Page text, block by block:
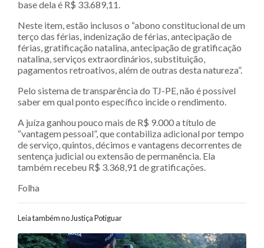
base dela é R$ 33.689,11.
Neste item, estão inclusos o “abono constitucional de um
terço das férias, indenização de férias, antecipação de
férias, gratificação natalina, antecipação de gratificação
natalina, serviços extraordinários, substituição,
pagamentos retroativos, além de outras desta natureza”.
Pelo sistema de transparência do TJ-PE, não é possível
saber em qual ponto específico incide o rendimento.
A juíza ganhou pouco mais de R$ 9.000 a título de
“vantagem pessoal”, que contabiliza adicional por tempo
de serviço, quintos, décimos e vantagens decorrentes de
sentença judicial ou extensão de permanência. Ela
também recebeu R$ 3.368,91 de gratificações.
Folha
Leia também no Justiça Potiguar
Navegação entre posts